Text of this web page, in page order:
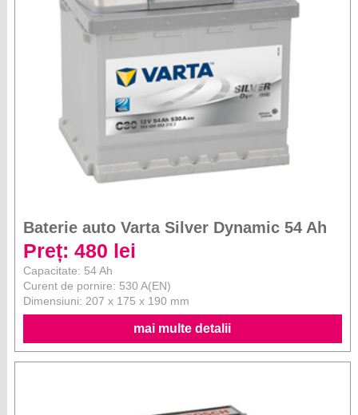
Baterie auto Varta Silver Dynamic 54 Ah
Preț: 480 lei
Capacitate: 54 Ah
Curent de pornire: 530 A(EN)
Dimensiuni: 207 x 175 x 190 mm
mai multe detalii